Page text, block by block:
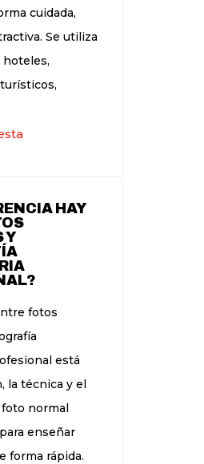
cuidada,
Se utiliza
hoteles,
HAY
Y
fotos
está
la técnica y el
foto normal
enseñar
forma rápida.